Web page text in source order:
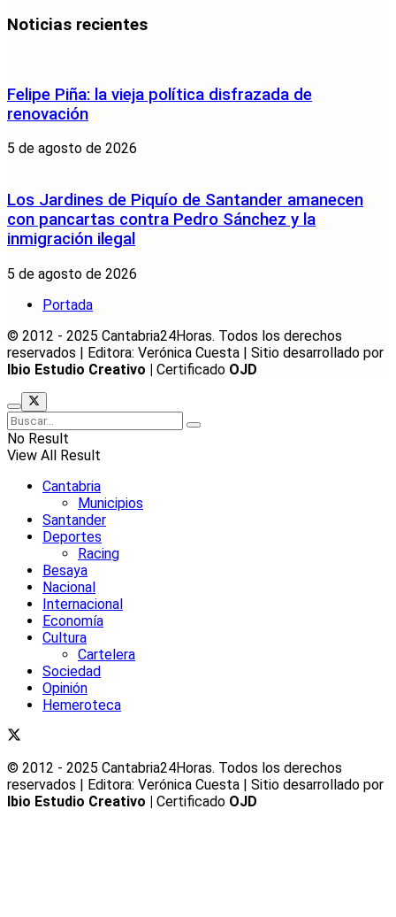
Noticias recientes
Felipe Piña: la vieja política disfrazada de
renovación
5 de agosto de 2026
Los Jardines de Piquío de Santander amanecen
con pancartas contra Pedro Sánchez y la
inmigración ilegal
5 de agosto de 2026
Portada
© 2012 - 2025 Cantabria24Horas. Todos los derechos
reservados | Editora: Verónica Cuesta | Sitio desarrollado por
Ibio Estudio Creativo | Certificado OJD
No Result
View All Result
Cantabria
Municipios
Santander
Deportes
Racing
Besaya
Nacional
Internacional
Economía
Cultura
Cartelera
Sociedad
Opinión
Hemeroteca
© 2012 - 2025 Cantabria24Horas. Todos los derechos
reservados | Editora: Verónica Cuesta | Sitio desarrollado por
Ibio Estudio Creativo | Certificado OJD